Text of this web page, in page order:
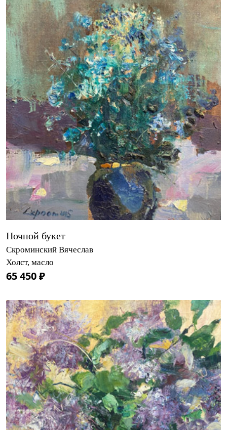
Ночной букет
Скроминский Вячеслав
Холст, масло
65 450 ₽